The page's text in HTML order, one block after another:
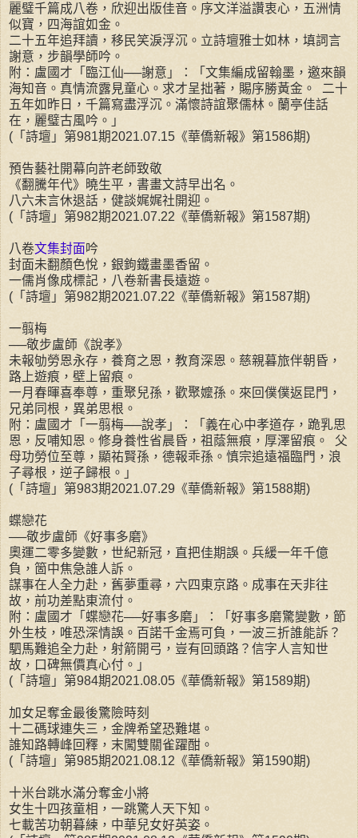
麗璧千篇成八卷，欣迎出版佳音。序文洋溢讚衷心，五洲情
似寶，四海誼如金。
二十五年追拜讀，移民笑淚浮沉。立詩壇雅士如林，填詞言
謝意，步韻學師吟。
附：盧國才「臨江仙──謝意」：「文集編成留翰墨，邀來韻
海知音。真情流露見童心。求才呈拙著，賜序勝黃金。 二十
五年如昨日，千篇寫盡浮沉。滿懷詩誼聚儒林。蘭亭佳話
在，麗璧古風吟。」
(「詩壇」第981期2021.07.15《華僑新報》第1586期)
預告藝社開幕向許老師致敬
《翻騰年代》曉生平，書畫文詩早出名。
八六未言休退話，健談娓娓社開迎。
(「詩壇」第982期2021.07.22《華僑新報》第1587期)
八卷文集封面吟
封面未翻顏色悅，銀鉤鐵畫墨香留。
一儒肖像成標記，八卷新書長遠遊。
(「詩壇」第982期2021.07.22《華僑新報》第1587期)
一翦梅
──敬步盧師《說孝》
未報劬勞恩永存，養育之恩，教育深恩。慈親暮旅伴朝昏，
路上遊痕，壁上留痕。
一月春暉喜奉尊，重聚兒孫，歡聚嬤孫。來回僕僕返昆門，
兄弟同根，異弟思根。
附：盧國才「一翦梅──說孝」：「義在心中孝道存，跪乳思
恩，反哺知恩。修身養性省晨昏，祖蔭無痕，厚澤留痕。 父
母功勞位至尊，顯祐賢孫，德報乖孫。慎宗追遠福臨門，浪
子尋根，逆子歸根。」
(「詩壇」第983期2021.07.29《華僑新報》第1588期)
蝶戀花
──敬步盧師《好事多磨》
奧運二零多變數，世紀新冠，直把佳期誤。兵緩一年千億
負，箇中焦急誰人訴。
謀事在人全力赴，舊夢重尋，六四東京路。成事在天非往
故，前功差點東流付。
附：盧國才「蝶戀花──好事多磨」：「好事多磨驚變數，節
外生枝，唯恐深情誤。百諾千金焉可負，一波三折誰能訴？
駟馬難追全力赴，射箭開弓，豈有回頭路？信字人言知世
故，口碑無價真心付。」
(「詩壇」第984期2021.08.05《華僑新報》第1589期)
加女足奪金最後驚險時刻
十二碼球連失三，金牌希望恐難堪。
誰知路轉峰回釋，末闖雙關雀躍酣。
(「詩壇」第985期2021.08.12《華僑新報》第1590期)
十米台跳水滿分奪金小將
女生十四孩童相，一跳驚人天下知。
七載苦功朝暮練，中華兒女好英姿。